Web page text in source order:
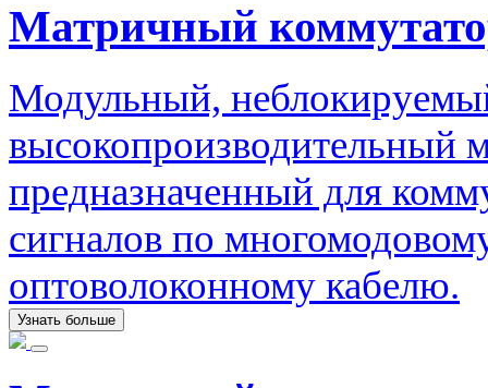
Матричный
Модульный,
высокопроизводительный
предназначенный для
сигналов по
оптоволоконному кабелю.
Узнать больше